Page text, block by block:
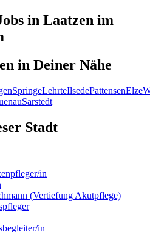
in Laatzen im
in Deiner Nähe
SpringeLehrteIlsedePattensenElze
Sarstedt
Stadt
in
(Vertiefung Akutpflege)
in